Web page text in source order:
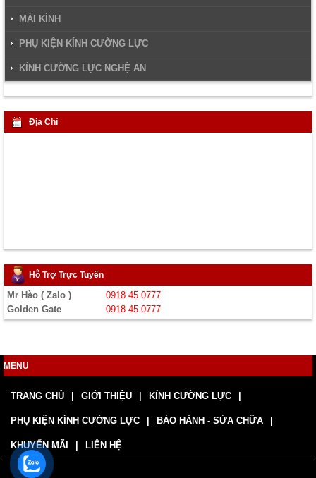
MÁI KÍNH
PHỤ KIỆN KÍNH CƯỜNG LỰC
KÍNH CƯỜNG LỰC NGHỆ AN
Địa Chỉ
Hỗ Trợ Trực Tuyến
Mr Hào ( Zalo )
0918 45 0777
Golden Gate
0918 45 0777
MENU
TRANG CHỦ GIỚI THIỆU KÍNH CƯỜNG LỰC
PHỤ KIỆN KÍNH CƯỜNG LỰC BẢO HÀNH - SỬA CHỮA
KHUYẾN MÃI LIÊN HỆ